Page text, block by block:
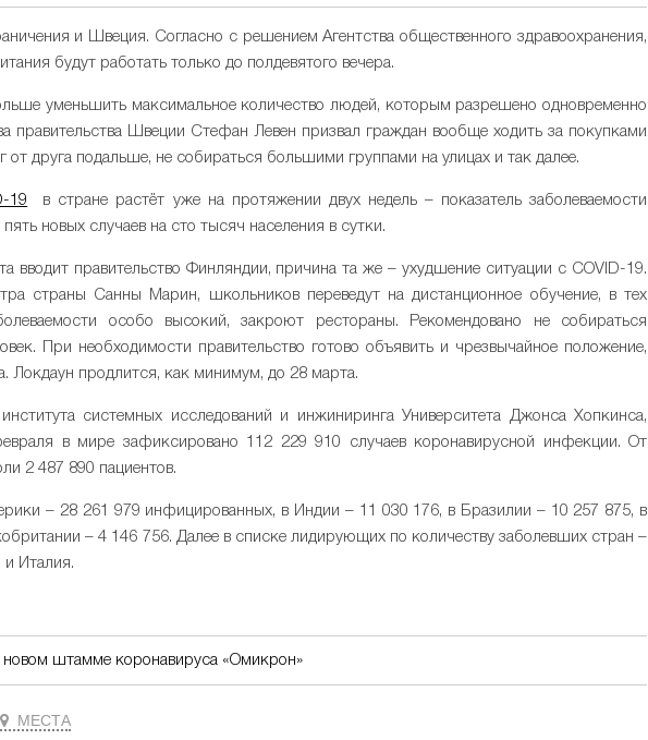
и Швеция. Согласно с решением Агентства общественного здравоохранения,
будут работать только до полдевятого вечера.
уменьшить максимальное количество людей, которым разрешено одновременно
правительства Швеции Стефан Левен призвал граждан вообще ходить за покупками
от друга подальше, не собираться большими группами на улицах и так далее.
19 в стране растёт уже на протяжении двух недель – показатель заболеваемости
новых случаев на сто тысяч населения в сутки.
вводит правительство Финляндии, причина та же – ухудшение ситуации с COVID-19.
страны Санны Марин, школьников переведут на дистанционное обучение, в тех
особо высокий, закроют рестораны. Рекомендовано не собираться
При необходимости правительство готово объявить и чрезвычайное положение,
Локдаун продлится, как минимум, до 28 марта.
системных исследований и инжиниринга Университета Джонса Хопкинса,
в мире зафиксировано 112 229 910 случаев коронавирусной инфекции. От
2 487 890 пациентов.
– 28 261 979 инфицированных, в Индии – 11 030 176, в Бразилии – 10 257 875, в
– 4 146 756. Далее в списке лидирующих по количеству заболевших стран –
Италия.
новом штамме коронавируса «Омикрон»
МЕСТА